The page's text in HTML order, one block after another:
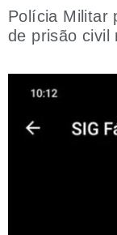
Polícia Militar
de prisão civil